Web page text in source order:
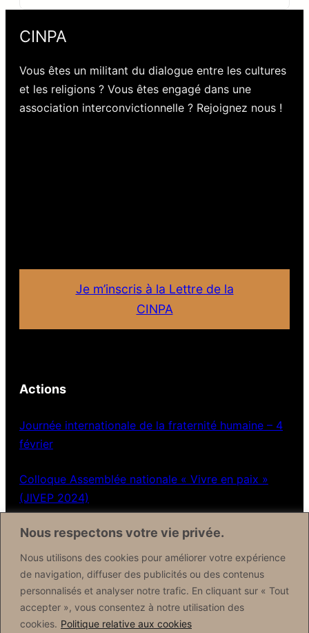
Nous respectons votre vie privée.
Nous utilisons des cookies pour améliorer votre expérience
de navigation, diffuser des publicités ou des contenus
personnalisés et analyser notre trafic. En cliquant sur « Tout
accepter », vous consentez à notre utilisation des
cookies. Politique relative aux cookies
CINPA
Vous êtes un militant du dialogue entre les cultures
et les religions ? Vous êtes engagé dans une
association interconvictionnelle ? Rejoignez nous !
Je m’inscris à la Lettre de la
CINPA
Actions
Journée internationale de la fraternité humaine – 4
février
Colloque Assemblée nationale « Vivre en paix »
(JIVEP 2024)
Contactez nous
Formulaire de contact
Réseaux sociaux